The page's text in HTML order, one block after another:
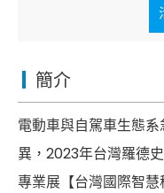
簡介
電動車與自駕車生態
異，2023年台灣羅德
專業展【台灣國際智